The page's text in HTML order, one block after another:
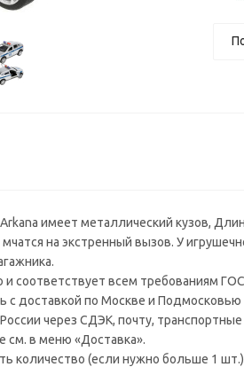
имеет металлический кузов,
на экстренный вызов. У
соответствует всем требованиям
доставкой по Москве и
через СДЭК, почту,
в меню «Доставка».
количество (если нужно больше 1